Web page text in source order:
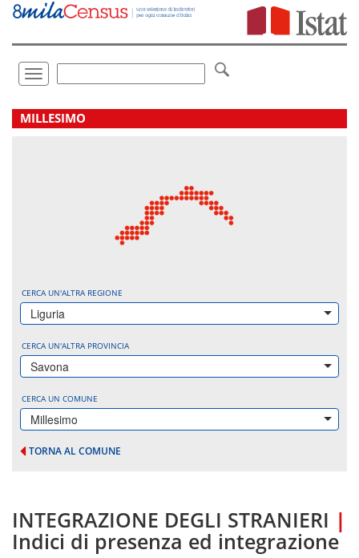
Vai
direttamente
Toggle
navigation
.
MILLESIMO
CERCA UN'ALTRA REGIONE
Liguria
CERCA UN'ALTRA PROVINCIA
Savona
CERCA UN COMUNE
Millesimo
TORNA AL COMUNE
INTEGRAZIONE DEGLI STRANIERI |
Indici di presenza ed integrazione